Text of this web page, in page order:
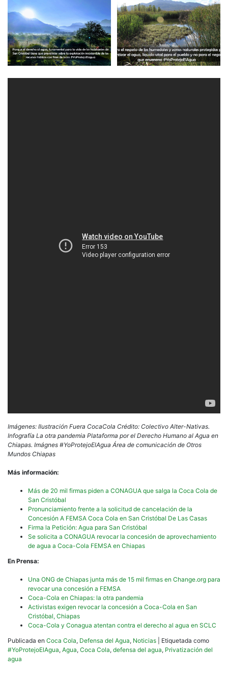
Imágenes: Ilustración Fuera CocaCola Crédito: Colectivo Alter-Nativas.
Infografía La otra pandemia Plataforma por el Derecho Humano al Agua en
Chiapas. Imágnes #YoProtejoElAgua Área de comunicación de Otros
Mundos Chiapas
Más información:
Más de 20 mil firmas piden a CONAGUA que salga la Coca Cola de
San Cristóbal
Pronunciamiento frente a la solicitud de cancelación de la
Concesión A FEMSA Coca Cola en San Cristóbal De Las Casas
Firma la Petición: Agua para San Cristóbal
Se solicita a CONAGUA revocar la concesión de aprovechamiento
de agua a Coca-Cola FEMSA en Chiapas
En Prensa:
Una ONG de Chiapas junta más de 15 mil firmas en Change.org para
revocar una concesión a FEMSA
Coca-Cola en Chiapas: la otra pandemia
Activistas exigen revocar la concesión a Coca-Cola en San
Cristóbal, Chiapas
Coca-Cola y Conagua atentan contra el derecho al agua en SCLC
Publicada en Coca Cola, Defensa del Agua, Noticias
Etiquetada como
#YoProtejoElAgua, Agua, Coca Cola, defensa del agua, Privatización del
agua